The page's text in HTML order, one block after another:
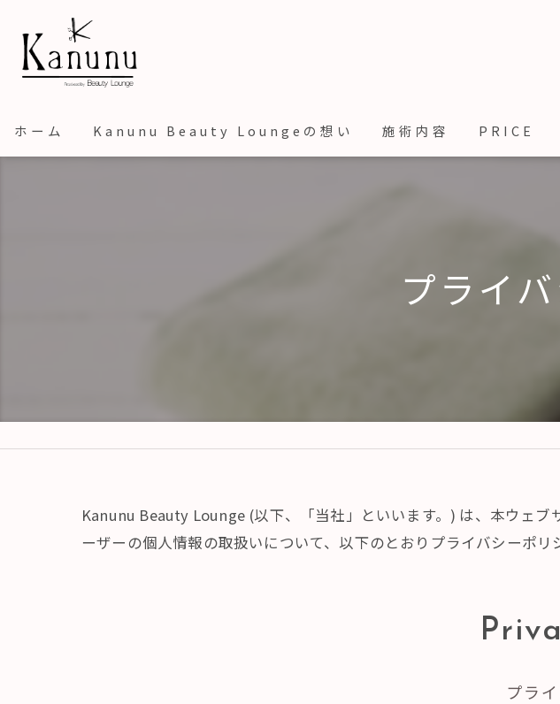
ホーム Kanunu Beauty Loungeの想い 施術内容 PRICE
プライ
Kanunu Beauty Lounge (以下、「当社」といいます。) は、本ウェ
ーザーの個人情報の取扱いについて、以下のとおりプライバシーポリ
プラ